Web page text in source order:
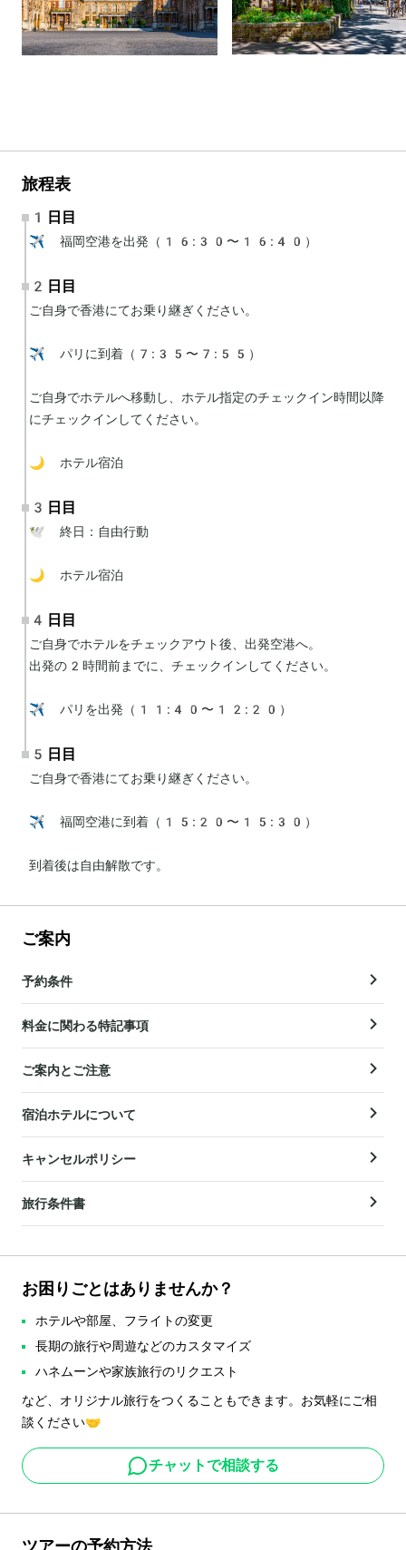
旅程表
1日目
✈️ 福岡空港を出発（16:30〜16:40）
2日目
ご自身で香港にてお乗り継ぎください。
✈️ パリに到着（7:35〜7:55）
ご自身でホテルへ移動し、ホテル指定のチェックイン時間以降
にチェックインしてください。
🌙 ホテル宿泊
3日目
🕊 終日：自由行動
🌙 ホテル宿泊
4日目
ご自身でホテルをチェックアウト後、出発空港へ。
出発の2時間前までに、チェックインしてください。
✈️ パリを出発（11:40〜12:20）
5日目
ご自身で香港にてお乗り継ぎください。
✈️ 福岡空港に到着（15:20〜15:30）
到着後は自由解散です。
ご案内
予約条件
料金に関わる特記事項
ご案内とご注意
宿泊ホテルについて
キャンセルポリシー
旅行条件書
お困りごとはありませんか？
ホテルや部屋、フライトの変更
長期の旅行や周遊などのカスタマイズ
ハネムーンや家族旅行のリクエスト
など、オリジナル旅行をつくることもできます。お気軽にご相
談ください🤝
チャットで相談する
ツアーの予約方法